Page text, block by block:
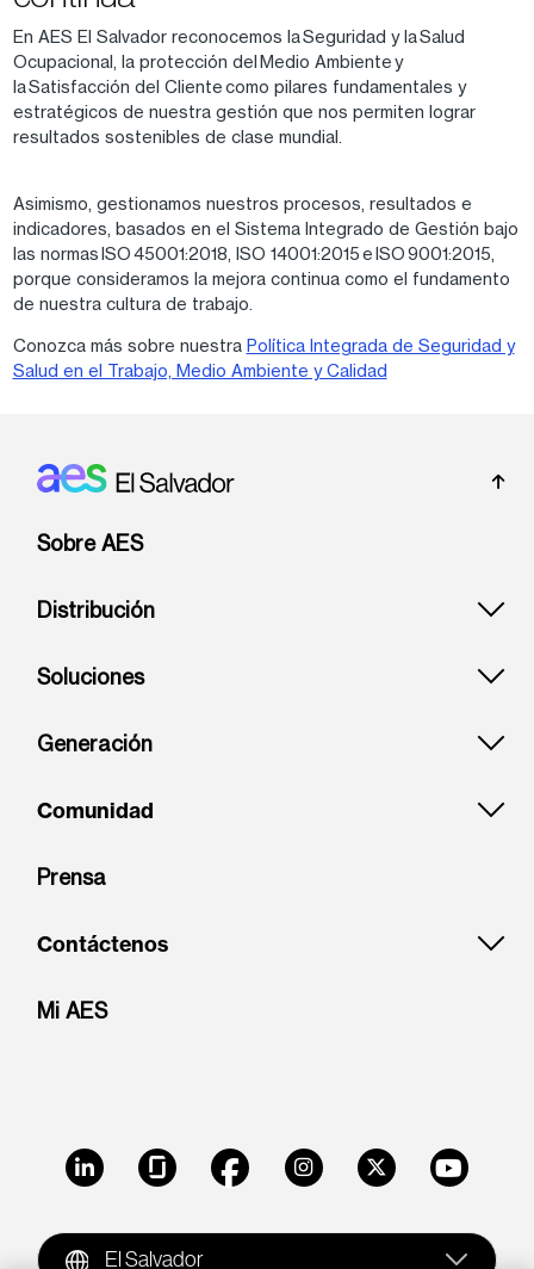
En AES El Salvador reconocemos la Seguridad y la Salud
Ocupacional, la protección del Medio Ambiente y
la Satisfacción del Cliente como pilares fundamentales y
estratégicos de nuestra gestión que nos permiten lograr
resultados sostenibles de clase mundial.
Asimismo, gestionamos nuestros procesos, resultados e
indicadores, basados en el Sistema Integrado de Gestión bajo
las normas ISO 45001:2018, ISO 14001:2015 e ISO 9001:2015,
porque consideramos la mejora continua como el fundamento
de nuestra cultura de trabajo.
Conozca más sobre nuestra Política Integrada de Seguridad y
Salud en el Trabajo, Medio Ambiente y Calidad
Footer: El Salvador
Sobre AES
Distribución
Soluciones
Generación
Comunidad
Prensa
Contáctenos
Mi AES
LinkedIn GlassdoorFacebookInstagramX Youtube
El Salvador